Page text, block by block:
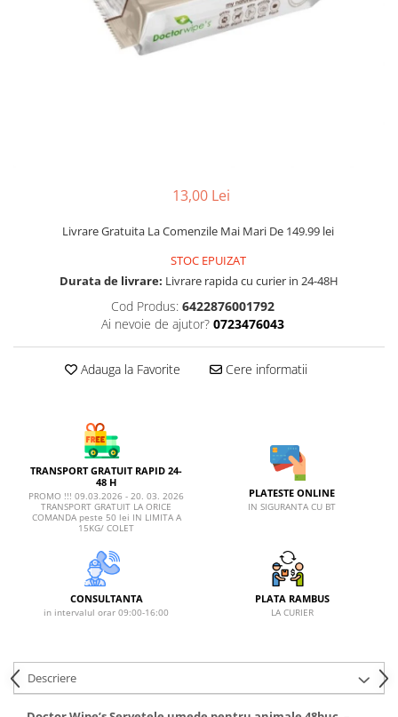
SAMPOANE
SUPLIMENTE
AFECTIUNI AURICULARE
AFECTIUNI DERMATOLOGICE
AFECTIUNI HEPATICE
AFECTIUNI URINARE
LAPTE PRAF
IGIENA OCHI SI URECHI
RECOMPENSE
AFECTIUNI AURICULARE
AFECTIUNI DERMATOLOGICE
AFECTIUNI DIGESTIVE
AFECTIUNI OCULARE
AFECTIUNI URINARE
IMUNITATE
LAPTE PRAF
13,00 Lei
Livrare Gratuita La Comenzile Mai Mari De 149.99 lei
STOC EPUIZAT
Durata de livrare: Livrare rapida cu curier in 24-48H
Cod Produs: 6422876001792
Ai nevoie de ajutor? 0723476043
Adauga la Favorite Cere informatii
TRANSPORT GRATUIT RAPID 24-
48 H
PROMO !!! 09.03.2026 - 20. 03. 2026
TRANSPORT GRATUIT LA ORICE
COMANDA peste 50 lei IN LIMITA A
15KG/ COLET
PLATESTE ONLINE
IN SIGURANTA CU BT
CONSULTANTA
in intervalul orar 09:00-16:00
PLATA RAMBUS
LA CURIER
Descriere